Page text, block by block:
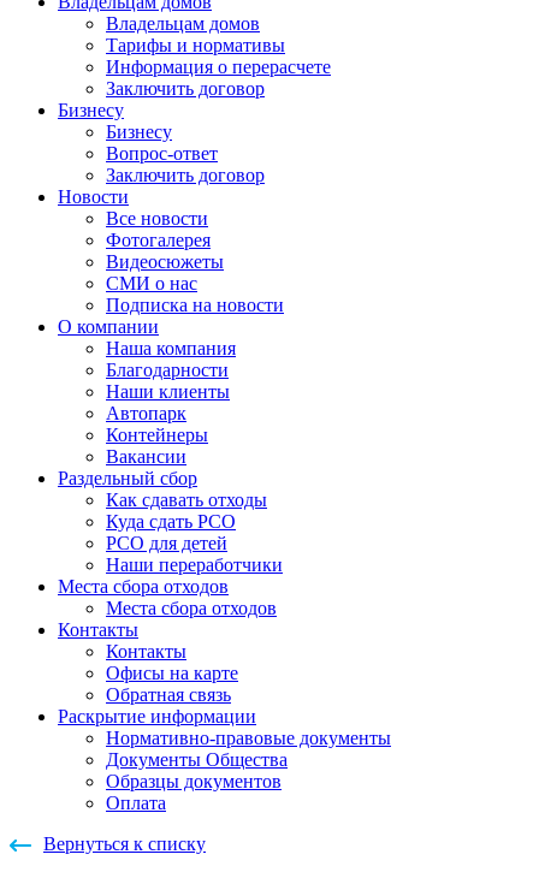
Владельцам домов
Тарифы и нормативы
Информация о перерасчете
Заключить договор
Бизнесу
Бизнесу
Вопрос-ответ
Заключить договор
Новости
Все новости
Фотогалерея
Видеосюжеты
СМИ о нас
Подписка на новости
О компании
Наша компания
Благодарности
Наши клиенты
Автопарк
Контейнеры
Вакансии
Раздельный сбор
Как сдавать отходы
Куда сдать РСО
РСО для детей
Наши переработчики
Места сбора отходов
Места сбора отходов
Контакты
Контакты
Офисы на карте
Обратная связь
Раскрытие информации
Нормативно-правовые документы
Документы Общества
Образцы документов
Оплата
Вернуться к списку